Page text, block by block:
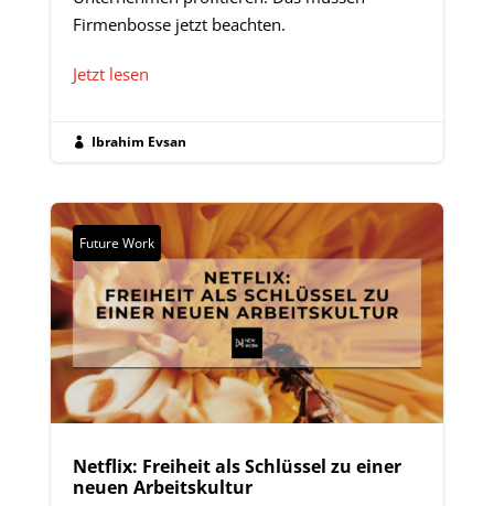
Firmenbosse jetzt beachten.
Jetzt lesen
 Ibrahim Evsan
Future Work
Netflix: Freiheit als Schlüssel zu einer
neuen Arbeitskultur